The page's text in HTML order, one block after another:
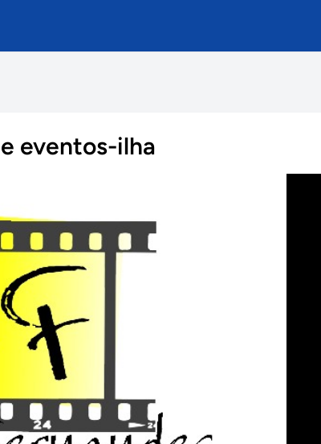
eventos-ilha